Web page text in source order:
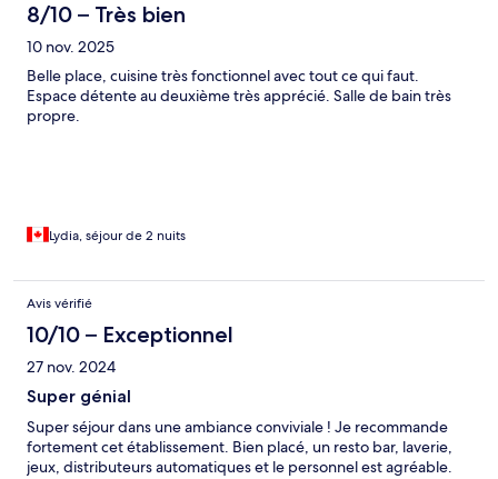
8/10 – Très bien
10 nov. 2025
Belle place, cuisine très fonctionnel avec tout ce qui faut.
Espace détente au deuxième très apprécié. Salle de bain très
propre.
Lydia, séjour de 2 nuits
Avis vérifié
10/10 – Exceptionnel
27 nov. 2024
Super génial
Super séjour dans une ambiance conviviale ! Je recommande
fortement cet établissement. Bien placé, un resto bar, laverie,
jeux, distributeurs automatiques et le personnel est agréable.